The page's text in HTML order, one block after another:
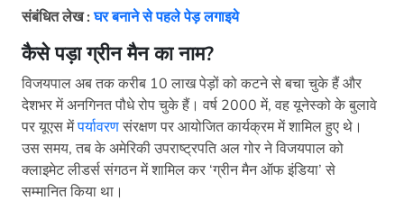
संबंधित लेख :घर बनाने से पहले पेड़ लगाइये
कैसे पड़ा ग्रीन मैन का नाम?
विजयपाल अब तक करीब 10 लाख पेड़ों को कटने से बचा चुके हैं और
देशभर में अनगिनत पौधे रोप चुके हैं। वर्ष 2000 में, वह यूनेस्को के बुलावे
पर यूएस मेंपर्यावरणसंरक्षण पर आयोजित कार्यक्रम में शामिल हुए थे।
उस समय, तब के अमेरिकी उपराष्ट्रपति अल गोर ने विजयपाल को
क्लाइमेट लीडर्स संगठन में शामिल कर ‘ग्रीन मैन ऑफ इंडिया’ से
सम्मानित किया था।